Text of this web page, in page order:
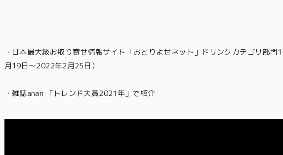
・ 日本最大級お取り寄せ情報サイト「おとりよせネット」ドリンクカテゴリ部門
月19日〜2022年2月25日）
・雑誌anan 「トレンド大賞2021年」 で紹介